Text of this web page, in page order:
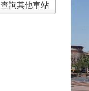
查詢其他車站